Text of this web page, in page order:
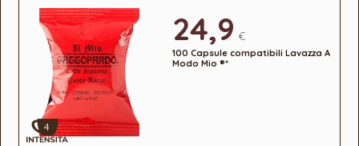
4
24,9 €
100 Capsule compatibili Lavazza A
Modo Mio ®*